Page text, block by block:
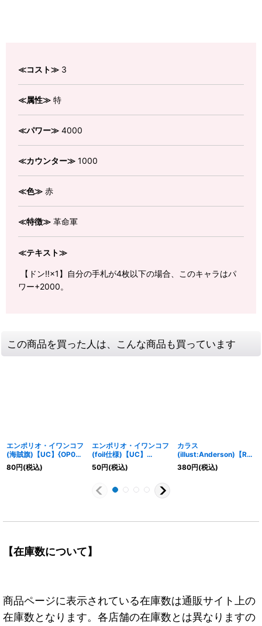
≪コスト≫ 3
≪属性≫ 特
≪パワー≫ 4000
≪カウンター≫ 1000
≪色≫ 赤
≪特徴≫ 革命軍
≪テキスト≫
【ドン!!×1】自分の手札が4枚以下の場合、このキャラはパ
ワー+2000。
この商品を買った人は、こんな商品も買っています
エンポリオ・イワンコフ
(海賊旗)【UC】{OP06-
003}
80円(税込)
エンポリオ・イワンコフ
(foil仕様)【UC】
{OP05-004}
50円(税込)
カラス
(illust:Anderson)【R】
{OP05-005}
380円(税込)
【在庫数について】
商品ページに表示されている在庫数は通販サイト上の
在庫数となります。各店舗の在庫数とは異なりますの